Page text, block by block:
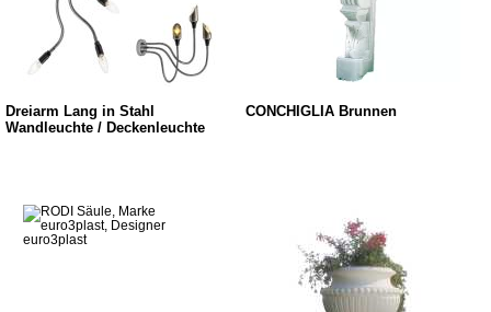
Dreiarm Lang in Stahl
Wandleuchte / Deckenleuchte
CONCHIGLIA Brunnen